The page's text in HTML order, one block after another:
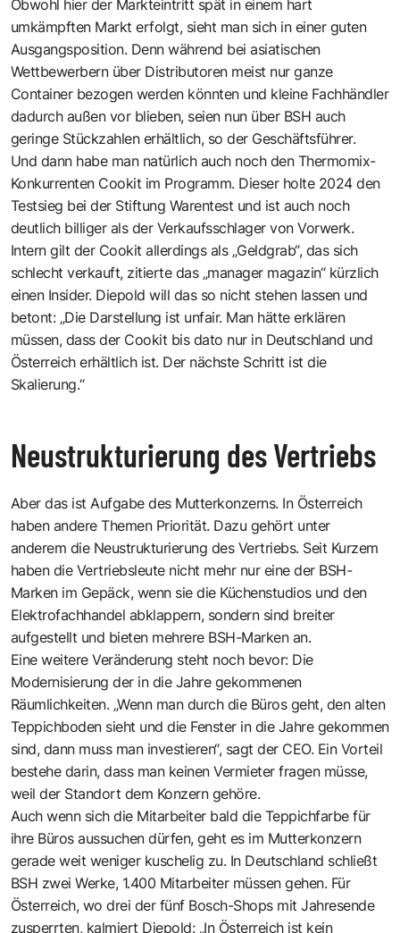
Obwohl hier der Markteintritt spät in einem hart
umkämpften Markt erfolgt, sieht man sich in einer guten
Ausgangsposition. Denn während bei asiatischen
Wettbewerbern über Distributoren meist nur ganze
Container bezogen werden könnten und kleine Fachhändler
dadurch außen vor blieben, seien nun über BSH auch
geringe Stückzahlen erhältlich, so der Geschäftsführer.
Und dann habe man natürlich auch noch den Thermomix-
Konkurrenten Cookit im Programm. Dieser holte 2024 den
Testsieg bei der Stiftung Warentest und ist auch noch
deutlich billiger als der Verkaufsschlager von Vorwerk.
Intern gilt der Cookit allerdings als „Geldgrab“, das sich
schlecht verkauft, zitierte das „manager magazin“ kürzlich
einen In­sider. Diepold will das so nicht stehen lassen und
betont: „Die Darstellung ist unfair. Man hätte erklären
müssen, dass der Cookit bis dato nur in Deutschland und
Österreich erhältlich ist. Der nächste Schritt ist die
Skalierung.“ ­
Neustrukturierung des Vertriebs
Aber das ist Aufgabe des Mutterkonzerns. In Österreich
haben andere Themen Priorität. Dazu gehört unter
anderem die Neustrukturierung des Vertriebs. Seit Kurzem
haben die Vertriebsleute nicht mehr nur eine der BSH-
Marken im Gepäck, wenn sie die Küchenstudios und den
Elektrofachhandel abklappern, sondern sind breiter
aufgestellt und bieten mehrere BSH-Marken an.
Eine weitere Veränderung steht noch bevor: Die
Modernisierung der in die Jahre gekommenen
Räumlichkeiten. „Wenn man durch die Büros geht, den alten
Teppichboden sieht und die Fenster in die Jahre gekommen
sind, dann muss man investieren“, sagt der CEO. Ein Vorteil
bestehe darin, dass man keinen Vermieter fragen müsse,
weil der Standort dem Konzern gehöre.
Auch wenn sich die Mitarbeiter bald die Teppichfarbe für
ihre Büros aussuchen dürfen, geht es im Mutterkonzern
gerade weit weniger kuschelig zu. In Deutschland schließt
BSH zwei Werke, 1.400 Mitarbeiter müssen gehen. Für
Österreich, wo drei der fünf Bosch-Shops mit Jahresende
zusperrten, kalmiert Diepold: „In Österreich ist kein